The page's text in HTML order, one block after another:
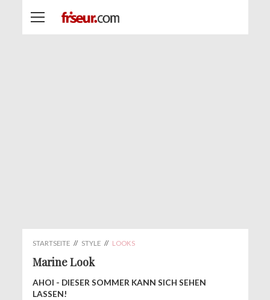
STARTSEITE // STYLE // LOOKS
Marine Look
AHOI - DIESER SOMMER KANN SICH SEHEN
LASSEN!